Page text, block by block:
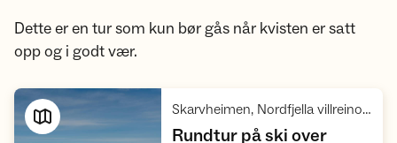
Dette er en tur som kun bør gås når kvisten er satt
opp og i godt vær.
Skarvheimen, Nordfjella villreinområde, Hardangervidda, Hardangervidda villreinområde 1
Rundtur på ski over